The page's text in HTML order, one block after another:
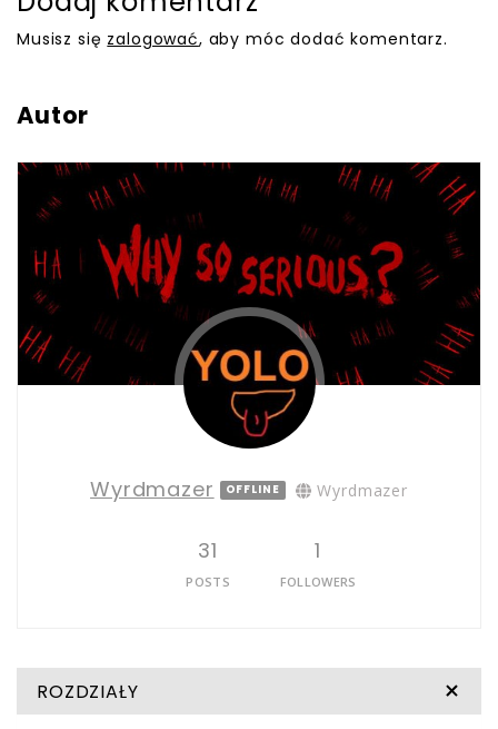
Musisz się zalogować, aby móc dodać komentarz.
Autor
Wyrdmazer OFFLINE Wyrdmazer
31
POSTS
1
FOLLOWERS
ROZDZIAŁY